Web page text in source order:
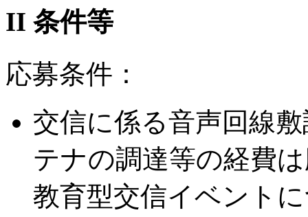
II 条件等
応募条件：
交信に係る音声回線
テナの調達等の経費
教育型交信イベント